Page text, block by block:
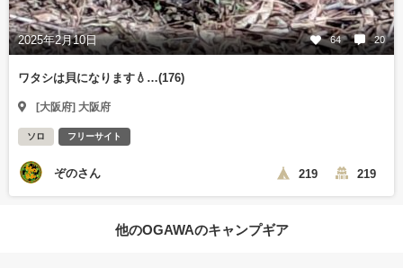
2025年2月10日 64 20
ワタシは貝になります💧…(176)
[大阪府] 大阪府
ソロ フリーサイト
ぞのさん 219 219
他のOGAWAのキャンプギア